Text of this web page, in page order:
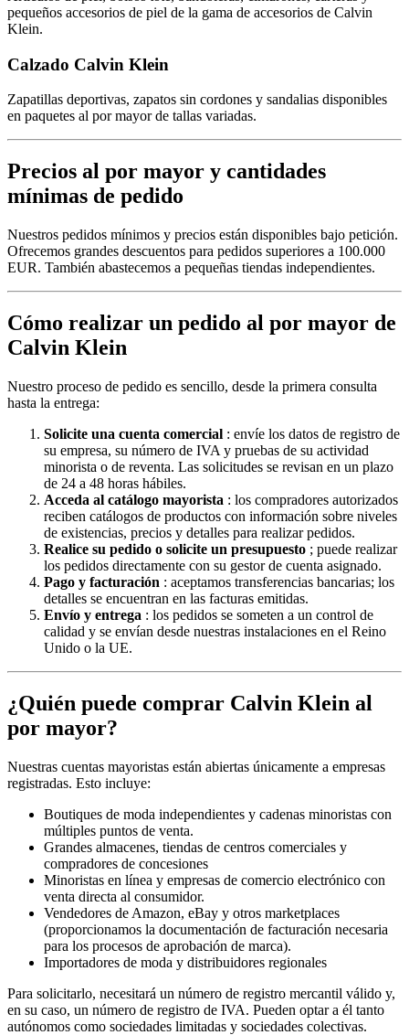
pequeños accesorios de piel de la gama de accesorios de Calvin
Klein.
Calzado Calvin Klein
Zapatillas deportivas, zapatos sin cordones y sandalias disponibles
en paquetes al por mayor de tallas variadas.
Precios al por mayor y cantidades
mínimas de pedido
Nuestros pedidos mínimos y precios están disponibles bajo petición.
Ofrecemos grandes descuentos para pedidos superiores a 100.000
EUR. También abastecemos a pequeñas tiendas independientes.
Cómo realizar un pedido al por mayor de
Calvin Klein
Nuestro proceso de pedido es sencillo, desde la primera consulta
hasta la entrega:
Solicite una cuenta comercial : envíe los datos de registro de
su empresa, su número de IVA y pruebas de su actividad
minorista o de reventa. Las solicitudes se revisan en un plazo
de 24 a 48 horas hábiles.
Acceda al catálogo mayorista : los compradores autorizados
reciben catálogos de productos con información sobre niveles
de existencias, precios y detalles para realizar pedidos.
Realice su pedido o solicite un presupuesto ; puede realizar
los pedidos directamente con su gestor de cuenta asignado.
Pago y facturación : aceptamos transferencias bancarias; los
detalles se encuentran en las facturas emitidas.
Envío y entrega : los pedidos se someten a un control de
calidad y se envían desde nuestras instalaciones en el Reino
Unido o la UE.
¿Quién puede comprar Calvin Klein al
por mayor?
Nuestras cuentas mayoristas están abiertas únicamente a empresas
registradas. Esto incluye:
Boutiques de moda independientes y cadenas minoristas con
múltiples puntos de venta.
Grandes almacenes, tiendas de centros comerciales y
compradores de concesiones
Minoristas en línea y empresas de comercio electrónico con
venta directa al consumidor.
Vendedores de Amazon, eBay y otros marketplaces
(proporcionamos la documentación de facturación necesaria
para los procesos de aprobación de marca).
Importadores de moda y distribuidores regionales
Para solicitarlo, necesitará un número de registro mercantil válido y,
en su caso, un número de registro de IVA. Pueden optar a él tanto
autónomos como sociedades limitadas y sociedades colectivas.